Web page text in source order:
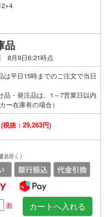
品
8月9日6:21時点
は平日15時までのご注文で当日
品・発注品は、1～7営業日以内
ー在庫有の場合）
(税抜：29,263円)
面